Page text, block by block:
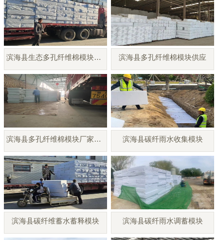
滨海县生态多孔纤维棉模块厂家 滨海县多孔纤维棉模块供应
滨海县多孔纤维棉模块厂家直销 滨海县碳纤雨水收集模块
滨海县碳纤维蓄水蓄释模块 滨海县碳纤雨水调蓄模块